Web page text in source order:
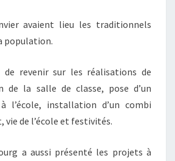
avaient lieu les traditionnels
population.
de revenir sur les réalisations de
de la salle de classe, pose d’un
l’école, installation d’un combi
de l’école et festivités.
a aussi présenté les projets à